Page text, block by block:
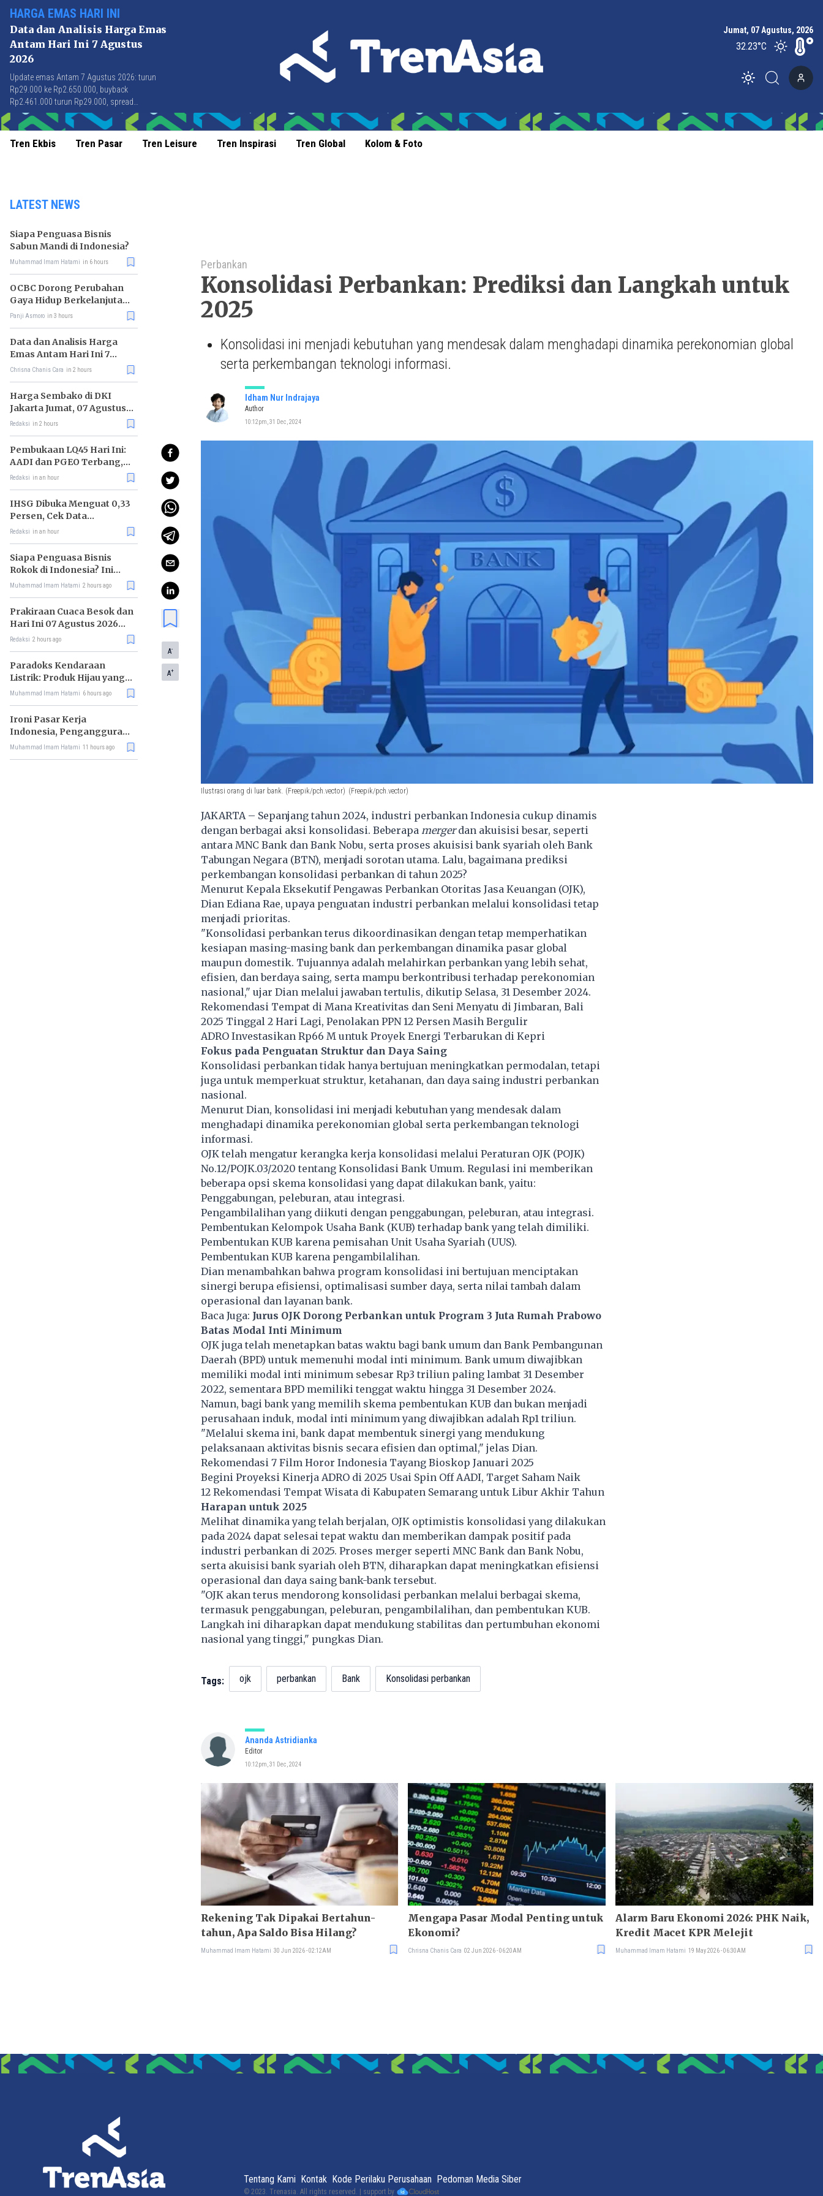
HARGA EMAS HARI INI
Data dan Analisis Harga Emas
Antam Hari Ini 7 Agustus
2026
Update emas Antam 7 Agustus 2026: turun
Rp29.000 ke Rp2.650.000, buyback
Rp2.461.000 turun Rp29.000, spread
Rp189.000 stabil di level terbaik sejak April
2026.
Jumat, 07 Agustus, 2026
32.23°C
Toggle theme
Tren Ekbis Tren Pasar Tren Leisure Tren Inspirasi Tren Global Kolom & Foto
LATEST NEWS
Siapa Penguasa Bisnis
Sabun Mandi di Indonesia?
Muhammad Imam Hatami in 6 hours
OCBC Dorong Perubahan
Gaya Hidup Berkelanjutan
melalui Program RISE
Panji Asmoro in 3 hours
Data dan Analisis Harga
Emas Antam Hari Ini 7
Agustus 2026
Chrisna Chanis Cara in 2 hours
Harga Sembako di DKI
Jakarta Jumat, 07 Agustus
2026, Daging Sapi Naik, Gas
Redaksi in 2 hours
Pembukaan LQ45 Hari Ini:
AADI dan PGEO Terbang,
HRTA Tiarap
Redaksi in an hour
IHSG Dibuka Menguat 0,33
Persen, Cek Data
Lengkapnya
Redaksi in an hour
Siapa Penguasa Bisnis
Rokok di Indonesia? Ini
Daftar Raja Industri
Muhammad Imam Hatami 2 hours ago
Prakiraan Cuaca Besok dan
Hari Ini 07 Agustus 2026
untuk Wilayah DKI Jakarta
Redaksi 2 hours ago
Paradoks Kendaraan
Listrik: Produk Hijau yang
Ancam Hutan Tropis
Muhammad Imam Hatami 6 hours ago
Ironi Pasar Kerja
Indonesia, Pengangguran
Didominasi Lulusan SMK
Muhammad Imam Hatami 11 hours ago
A-
A+
Perbankan
Konsolidasi Perbankan: Prediksi dan Langkah untuk
2025
Konsolidasi ini menjadi kebutuhan yang mendesak dalam menghadapi dinamika perekonomian global
serta perkembangan teknologi informasi.
Idham Nur Indrajaya
Author
10:12pm, 31 Dec, 2024
Ilustrasi orang di luar bank. (Freepik/pch.vector) (Freepik/pch.vector)
JAKARTA – Sepanjang tahun 2024, industri perbankan Indonesia cukup dinamis
dengan berbagai aksi konsolidasi. Beberapa mergerdan akuisisi besar, seperti
antara MNC Bank dan Bank Nobu, serta proses akuisisi bank syariah oleh Bank
Tabungan Negara (BTN), menjadi sorotan utama. Lalu, bagaimana prediksi
perkembangan konsolidasi perbankan di tahun 2025?
Menurut Kepala Eksekutif Pengawas Perbankan Otoritas Jasa Keuangan (OJK),
Dian Ediana Rae, upaya penguatan industri perbankan melalui konsolidasi tetap
menjadi prioritas.
"Konsolidasi perbankan terus dikoordinasikan dengan tetap memperhatikan
kesiapan masing-masing bank dan perkembangan dinamika pasar global
maupun domestik. Tujuannya adalah melahirkan perbankan yang lebih sehat,
efisien, dan berdaya saing, serta mampu berkontribusi terhadap perekonomian
nasional," ujar Dian melalui jawaban tertulis, dikutip Selasa, 31 Desember 2024.
Rekomendasi Tempat di Mana Kreativitas dan Seni Menyatu di Jimbaran, Bali
2025 Tinggal 2 Hari Lagi, Penolakan PPN 12 Persen Masih Bergulir
ADRO Investasikan Rp66 M untuk Proyek Energi Terbarukan di Kepri
Fokus pada Penguatan Struktur dan Daya Saing
Konsolidasi perbankan tidak hanya bertujuan meningkatkan permodalan, tetapi
juga untuk memperkuat struktur, ketahanan, dan daya saing industri perbankan
nasional.
Menurut Dian, konsolidasi ini menjadi kebutuhan yang mendesak dalam
menghadapi dinamika perekonomian global serta perkembangan teknologi
informasi.
OJK telah mengatur kerangka kerja konsolidasi melalui Peraturan OJK (POJK)
No.12/POJK.03/2020 tentang Konsolidasi Bank Umum. Regulasi ini memberikan
beberapa opsi skema konsolidasi yang dapat dilakukan bank, yaitu:
Penggabungan, peleburan, atau integrasi.
Pengambilalihan yang diikuti dengan penggabungan, peleburan, atau integrasi.
Pembentukan Kelompok Usaha Bank (KUB) terhadap bank yang telah dimiliki.
Pembentukan KUB karena pemisahan Unit Usaha Syariah (UUS).
Pembentukan KUB karena pengambilalihan.
Dian menambahkan bahwa program konsolidasi ini bertujuan menciptakan
sinergi berupa efisiensi, optimalisasi sumber daya, serta nilai tambah dalam
operasional dan layanan bank.
Baca Juga: Jurus OJK Dorong Perbankan untuk Program 3 Juta Rumah Prabowo
Batas Modal Inti Minimum
OJK juga telah menetapkan batas waktu bagi bank umum dan Bank Pembangunan
Daerah (BPD) untuk memenuhi modal inti minimum. Bank umum diwajibkan
memiliki modal inti minimum sebesar Rp3 triliun paling lambat 31 Desember
2022, sementara BPD memiliki tenggat waktu hingga 31 Desember 2024.
Namun, bagi bank yang memilih skema pembentukan KUB dan bukan menjadi
perusahaan induk, modal inti minimum yang diwajibkan adalah Rp1 triliun.
"Melalui skema ini, bank dapat membentuk sinergi yang mendukung
pelaksanaan aktivitas bisnis secara efisien dan optimal," jelas Dian.
Rekomendasi 7 Film Horor Indonesia Tayang Bioskop Januari 2025
Begini Proyeksi Kinerja ADRO di 2025 Usai Spin Off AADI, Target Saham Naik
12 Rekomendasi Tempat Wisata di Kabupaten Semarang untuk Libur Akhir Tahun
Harapan untuk 2025
Melihat dinamika yang telah berjalan, OJK optimistis konsolidasi yang dilakukan
pada 2024 dapat selesai tepat waktu dan memberikan dampak positif pada
industri perbankan di 2025. Proses merger seperti MNC Bank dan Bank Nobu,
serta akuisisi bank syariah oleh BTN, diharapkan dapat meningkatkan efisiensi
operasional dan daya saing bank-bank tersebut.
"OJK akan terus mendorong konsolidasi perbankan melalui berbagai skema,
termasuk penggabungan, peleburan, pengambilalihan, dan pembentukan KUB.
Langkah ini diharapkan dapat mendukung stabilitas dan pertumbuhan ekonomi
nasional yang tinggi," pungkas Dian.
Tags: ojk perbankan Bank Konsolidasi perbankan
Ananda Astridianka
Editor
10:12pm, 31 Dec, 2024
Rekening Tak Dipakai Bertahun-
tahun, Apa Saldo Bisa Hilang?
Muhammad Imam Hatami 30 Jun 2026 - 02:12AM
Mengapa Pasar Modal Penting untuk
Ekonomi?
Chrisna Chanis Cara 02 Jun 2026 - 06:20AM
Alarm Baru Ekonomi 2026: PHK Naik,
Kredit Macet KPR Melejit
Muhammad Imam Hatami 19 May 2026 - 06:30AM
Tentang Kami Kontak Kode Perilaku Perusahaan Pedoman Media Siber
© 2023. Trenasia . All rights reserved. | support by